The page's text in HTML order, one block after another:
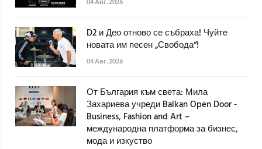
D2 и Део отново се събраха! Чуйте
новата им песен „Свобода“!
04 Авг. 2026
От България към света: Мила
Захариева учреди Balkan Open Door -
Business, Fashion and Art –
международна платформа за бизнес,
мода и изкуство